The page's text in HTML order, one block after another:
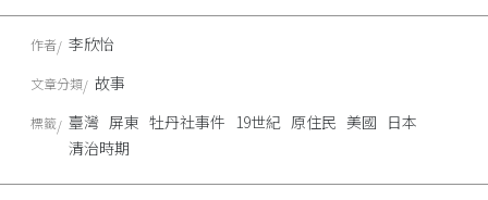
作者 李欣怡
文章分類 故事
標籤 臺灣 屏東 牡丹社事件 19世紀 原住民 美國 日本
清治時期